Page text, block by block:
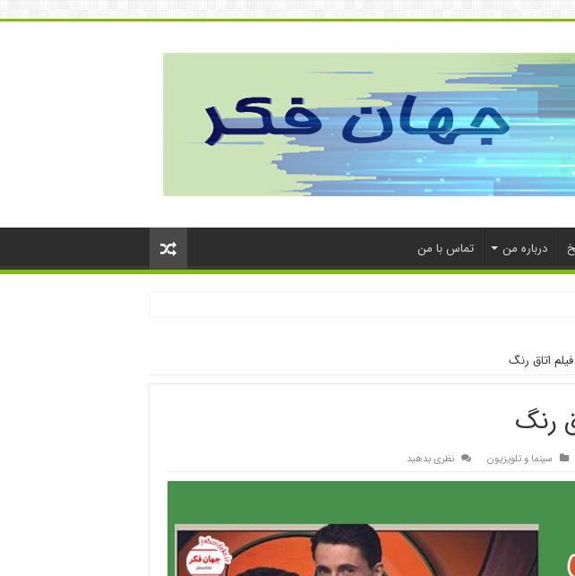
درباره من تماس با من
اتاق رنگ
رنگ
سینما و تلویزیون نظری بدهید